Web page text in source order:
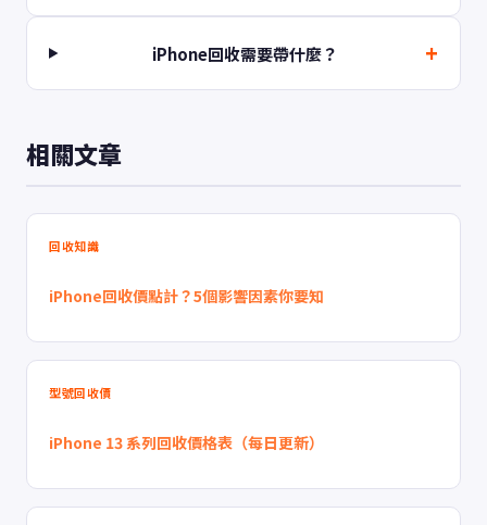
iPhone回收需要帶什麼？
相關文章
回收知識
iPhone回收價點計？5個影響因素你要知
型號回收價
iPhone 13 系列回收價格表（每日更新）